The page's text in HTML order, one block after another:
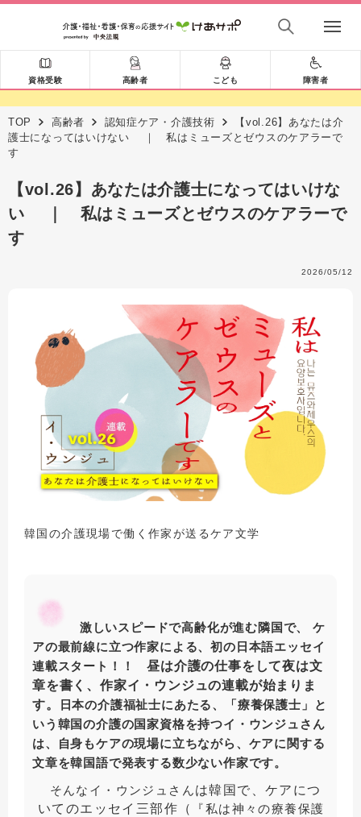
資格受験 高齢者 こども 障害者
TOP 高齢者 認知症ケア・介護技術
【vol.26】あなたは介
護士になってはいけない ｜ 私はミューズとゼウスのケアラーで
す
【vol.26】あなたは介護士になってはいけな
い ｜ 私はミューズとゼウスのケアラーで
す
2026/05/12
韓国の介護現場で働く作家が送るケア文学
激しいスピードで高齢化が進む隣国で、 ケ
アの最前線に立つ作家による、初の日本語エッセイ
連載スタート！！昼は介護の仕事をして夜は文
章を書く、作家イ・ウンジュの連載が始まりま
す。
日本の介護福祉士にあたる、「療養保護士」と
いう韓国の介護の国家資格を持つイ・ウンジュさん
は、自身もケアの現場に立ちながら、ケアに関する
文章を韓国語で発表する数少ない作家です。
そんなイ・ウンジュさんは韓国で、ケアにつ
いてのエッセイ三部作（
『私は神々の療養保護